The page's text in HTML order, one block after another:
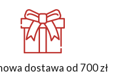
dostawa od 700 zł